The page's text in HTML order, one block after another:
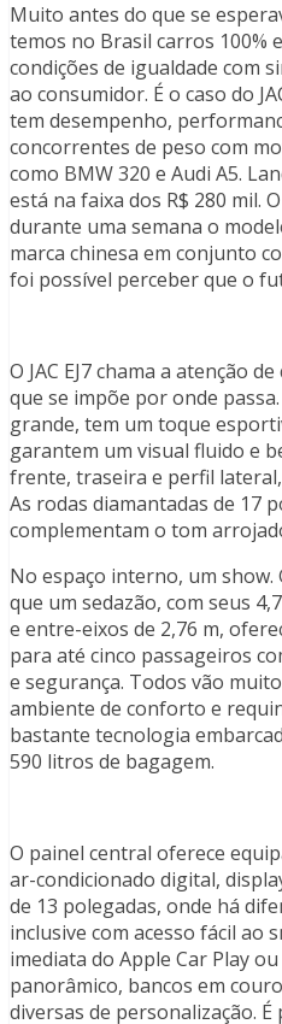
Muito antes do que se
temos no Brasil carros 100%
condições de igualdade com
ao consumidor. É o caso do
tem desempenho,
concorrentes de peso com
como BMW 320 e Audi A5.
está na faixa dos R$ 280 mil.
durante uma semana o
marca chinesa em conjunto
foi possível perceber que o
O JAC EJ7 chama a atenção
que se impõe por onde
grande, tem um toque
garantem um visual fluido e
frente, traseira e perfil
As rodas diamantadas de 17
complementam o tom
No espaço interno, um show.
que um sedazão, com seus
e entre-eixos de 2,76 m,
para até cinco passageiros
e segurança. Todos vão
ambiente de conforto e
bastante tecnologia
590 litros de bagagem.
O painel central oferece
ar-condicionado digital,
de 13 polegadas, onde há
inclusive com acesso fácil ao
imediata do Apple Car Play
panorâmico, bancos em
diversas de personalização.